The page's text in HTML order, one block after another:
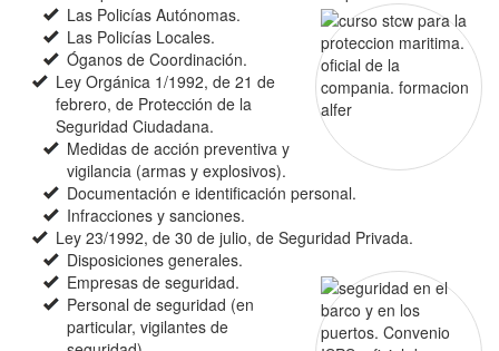
Las Policías Autónomas.
Las Policías Locales.
Óganos de Coordinación.
Ley Orgánica 1/1992, de 21 de
febrero, de Protección de la
Seguridad Ciudadana.
Medidas de acción preventiva y
vigilancia (armas y explosivos).
Documentación e identificación personal.
Infracciones y sanciones.
Ley 23/1992, de 30 de julio, de Seguridad Privada.
Disposiciones generales.
Empresas de seguridad.
Personal de seguridad (en
particular, vigilantes de